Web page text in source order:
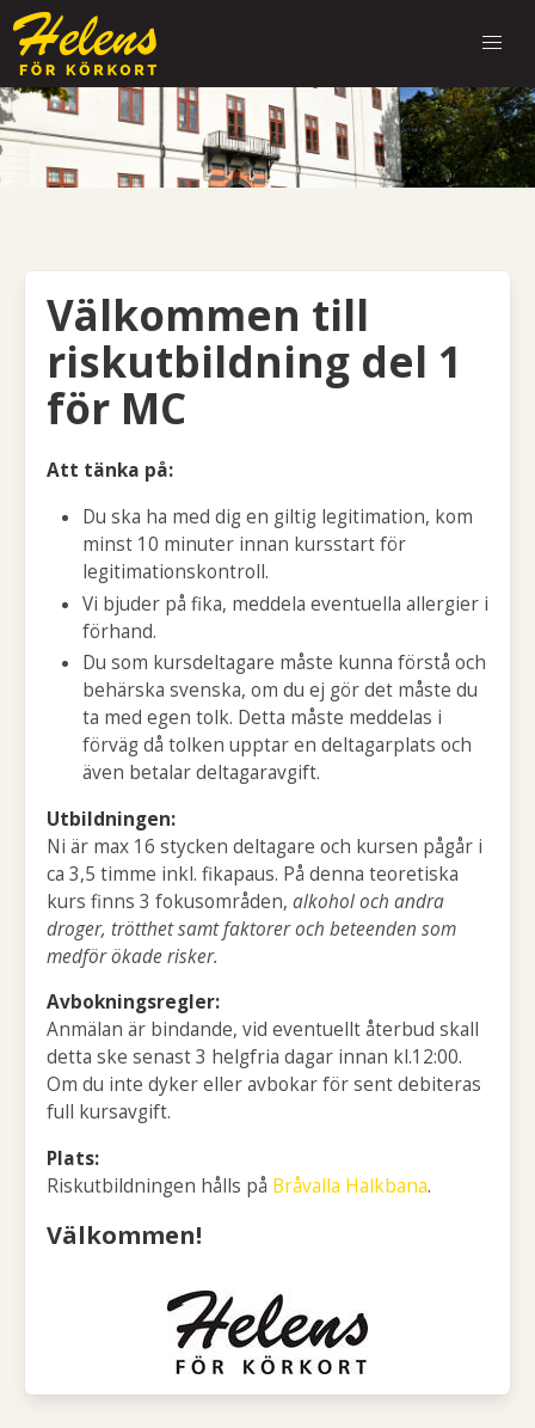
Välkommen till
riskutbildning del 1
för MC
Att tänka på:
Du ska ha med dig en giltig legitimation, kom
minst 10 minuter innan kursstart för
legitimationskontroll.
Vi bjuder på fika, meddela eventuella allergier i
förhand.
Du som kursdeltagare måste kunna förstå och
behärska svenska, om du ej gör det måste du
ta med egen tolk. Detta måste meddelas i
förväg då tolken upptar en deltagarplats och
även betalar deltagaravgift.
Utbildningen:
Ni är max 16 stycken deltagare och kursen pågår i
ca 3,5 timme inkl. fikapaus. På denna teoretiska
kurs finns 3 fokusområden, alkohol och andra
droger, trötthet samt faktorer och beteenden som
medför ökade risker.
Avbokningsregler:
Anmälan är bindande, vid eventuellt återbud skall
detta ske senast 3 helgfria dagar innan kl.12:00.
Om du inte dyker eller avbokar för sent debiteras
full kursavgift.
Plats:
Riskutbildningen hålls på Bråvalla Halkbana.
Välkommen!